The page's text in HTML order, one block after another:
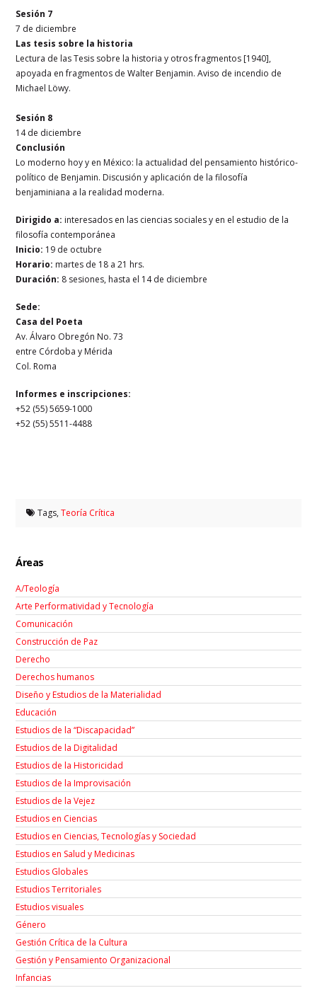
Sesión 7
7 de diciembre
Las tesis sobre la historia
Lectura de las Tesis sobre la historia y otros fragmentos [1940],
apoyada en fragmentos de Walter Benjamin. Aviso de incendio de
Michael Löwy.
Sesión 8
14 de diciembre
Conclusión
Lo moderno hoy y en México: la actualidad del pensamiento histórico-
político de Benjamin. Discusión y aplicación de la filosofía
benjaminiana a la realidad moderna.
Dirigido a: interesados en las ciencias sociales y en el estudio de la
filosofía contemporánea
Inicio: 19 de octubre
Horario: martes de 18 a 21 hrs.
Duración: 8 sesiones, hasta el 14 de diciembre
Sede:
Casa del Poeta
Av. Álvaro Obregón No. 73
entre Córdoba y Mérida
Col. Roma
Informes e inscripciones:
+52 (55) 5659-1000
+52 (55) 5511-4488
Tags,Teoría Crítica
Áreas
A/Teología
Arte Performatividad y Tecnología
Comunicación
Construcción de Paz
Derecho
Derechos humanos
Diseño y Estudios de la Materialidad
Educación
Estudios de la “Discapacidad”
Estudios de la Digitalidad
Estudios de la Historicidad
Estudios de la Improvisación
Estudios de la Vejez
Estudios en Ciencias
Estudios en Ciencias, Tecnologías y Sociedad
Estudios en Salud y Medicinas
Estudios Globales
Estudios Territoriales
Estudios visuales
Género
Gestión Crítica de la Cultura
Gestión y Pensamiento Organizacional
Infancias